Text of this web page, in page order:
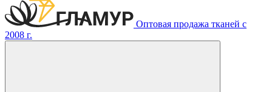
Оптовая продажа тканей с
2008 г.